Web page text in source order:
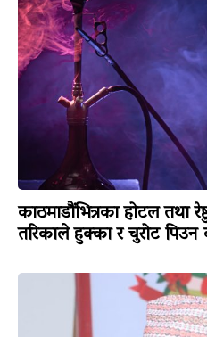
काठमाडौंभित्रका होटल तथा
तरिकाले हुक्का र चुरोट